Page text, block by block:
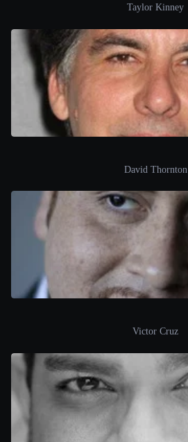
Taylor Kinney
David Thornton
Victor Cruz